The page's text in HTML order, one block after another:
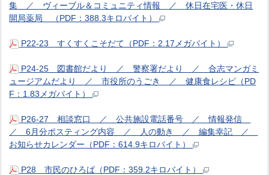
集 ／ ヴィーブル＆コミュニティ情報 ／ 休日在宅医・休日
開局薬局 （PDF：388.3キロバイト）
P22-23 すくすくこそだて（PDF：2.17メガバイト）
P24-25 図書館だより ／ 警察署だより ／ 合志マンガミ
ュージアムだより ／ 市役所のうごき ／ 健康食レシピ（PD
F：1.83メガバイト）
P26-27 相談窓口 ／ 公共施設電話番号 ／ 情報発信
／ 6月分ポスティング内容 ／ 人の動き ／ 編集幸記 ／
お知らせカレンダー（PDF：614.9キロバイト）
P28 市民のひろば（PDF：359.2キロバイト）